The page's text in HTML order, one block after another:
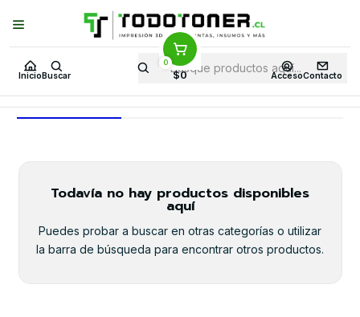
Inicio Buscar
0
$0 AccesoContacto
Puedes Elegir: Comprar enTienda· Despachoa Todo Chile · Retiro en
Tienda en24 Horas
Inicio Toner y tambor Toner Alternativo HP Equipos HP 3500
3500
Todavía no hay productos disponibles
aquí
Puedes probar a buscar en otras categorías o utilizar
la barra de búsqueda para encontrar otros productos.